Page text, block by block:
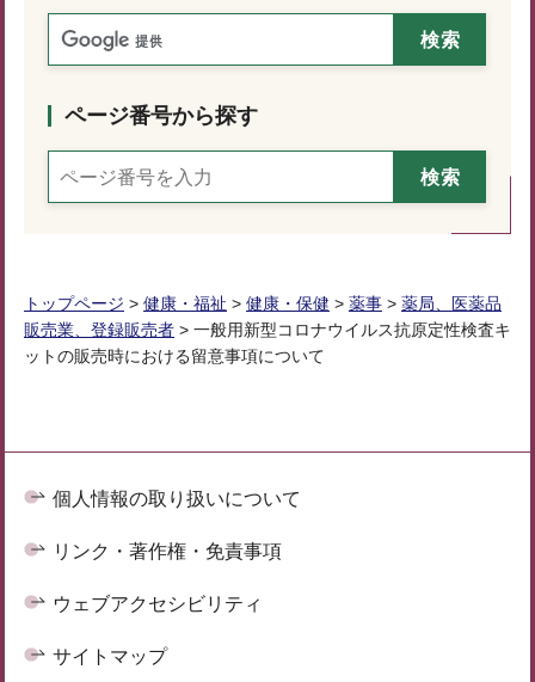
ページ番号から探す
トップページ > 健康・福祉 > 健康・保健 > 薬事 > 薬局、医薬品
販売業、登録販売者 > 一般用新型コロナウイルス抗原定性検査キ
ットの販売時における留意事項について
個人情報の取り扱いについて
リンク・著作権・免責事項
ウェブアクセシビリティ
サイトマップ